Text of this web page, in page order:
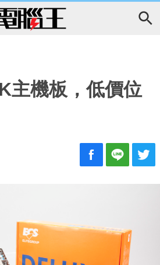
主機板，低價位